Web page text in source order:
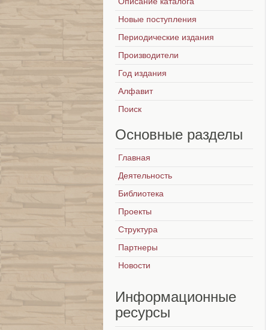
Новые поступления
Периодические издания
Производители
Год издания
Алфавит
Поиск
Основные разделы
Главная
Деятельность
Библиотека
Проекты
Структура
Партнеры
Новости
Информационные
ресурсы